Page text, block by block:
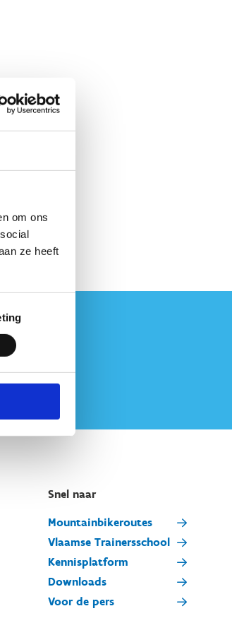
om ons
ze heeft
Snel naar
Mountainbikeroutes
Vlaamse Trainersschool
Kennisplatform
Downloads
Voor de pers